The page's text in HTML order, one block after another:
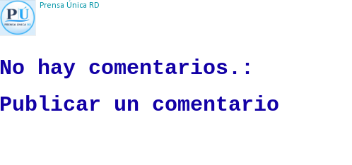
Prensa Única RD
No hay comentarios.:
Publicar un comentario